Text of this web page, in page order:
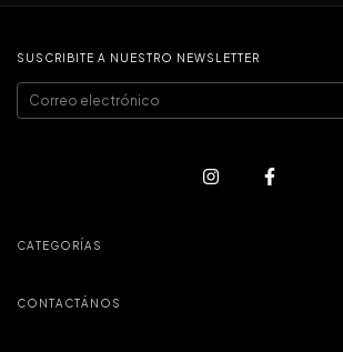
SUSCRIBITE A NUESTRO NEWSLETTER
CATEGORÍAS
CONTACTÁNOS